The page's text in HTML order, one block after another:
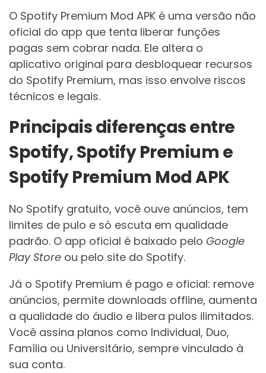
O Spotify Premium Mod APK é uma versão não
oficial do app que tenta liberar funções
pagas sem cobrar nada. Ele altera o
aplicativo original para desbloquear recursos
do Spotify Premium, mas isso envolve riscos
técnicos e legais.
Principais diferenças entre
Spotify, Spotify Premium e
Spotify Premium Mod APK
No Spotify gratuito, você ouve anúncios, tem
limites de pulo e só escuta em qualidade
padrão. O app oficial é baixado pelo Google
Play Store ou pelo site do Spotify.
Já o Spotify Premium é pago e oficial: remove
anúncios, permite downloads offline, aumenta
a qualidade do áudio e libera pulos ilimitados.
Você assina planos como Individual, Duo,
Família ou Universitário, sempre vinculado à
sua conta.